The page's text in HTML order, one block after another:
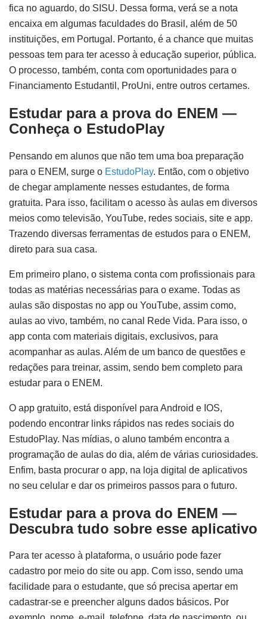
fica no aguardo, do SISU. Dessa forma, verá se a nota
encaixa em algumas faculdades do Brasil, além de 50
instituições, em Portugal. Portanto, é a chance que muitas
pessoas tem para ter acesso à educação superior, pública.
O processo, também, conta com oportunidades para o
Financiamento Estudantil, ProUni, entre outros certames.
Estudar para a prova do ENEM —
Conheça o EstudoPlay
Pensando em alunos que não tem uma boa preparação
para o ENEM, surge o EstudoPlay. Então, com o objetivo
de chegar amplamente nesses estudantes, de forma
gratuita. Para isso, facilitam o acesso às aulas em diversos
meios como televisão, YouTube, redes sociais, site e app.
Trazendo diversas ferramentas de estudos para o ENEM,
direto para sua casa.
Em primeiro plano, o sistema conta com profissionais para
todas as matérias necessárias para o exame. Todas as
aulas são dispostas no app ou YouTube, assim como,
aulas ao vivo, também, no canal Rede Vida. Para isso, o
app conta com materiais digitais, exclusivos, para
acompanhar as aulas. Além de um banco de questões e
redações para treinar, assim, sendo bem completo para
estudar para o ENEM.
O app gratuito, está disponível para Android e IOS,
podendo encontrar links rápidos nas redes sociais do
EstudoPlay. Nas mídias, o aluno também encontra a
programação de aulas do dia, além de várias curiosidades.
Enfim, basta procurar o app, na loja digital de aplicativos
no seu celular e dar os primeiros passos para o futuro.
Estudar para a prova do ENEM —
Descubra tudo sobre esse aplicativo
Para ter acesso à plataforma, o usuário pode fazer
cadastro por meio do site ou app. Com isso, sendo uma
facilidade para o estudante, que só precisa apertar em
cadastrar-se e preencher alguns dados básicos. Por